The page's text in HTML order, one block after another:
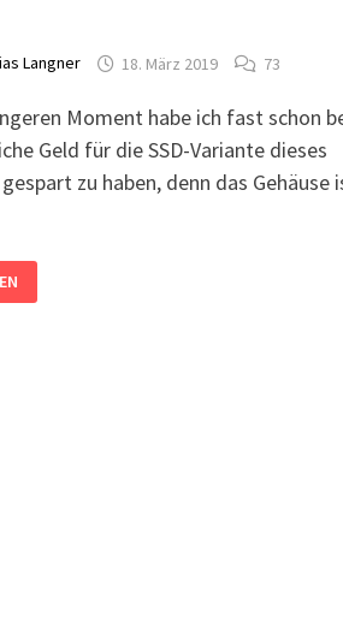
Langner 18. März 2019 73
Moment habe ich fast schon
Geld für die SSD-Variante dieses
zu haben, denn das Gehäuse